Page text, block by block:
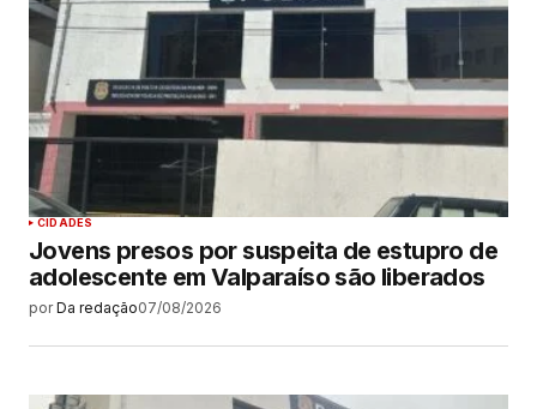
CIDADES
Jovens presos por suspeita de estupro de
adolescente em Valparaíso são liberados
por Da redação07/08/2026